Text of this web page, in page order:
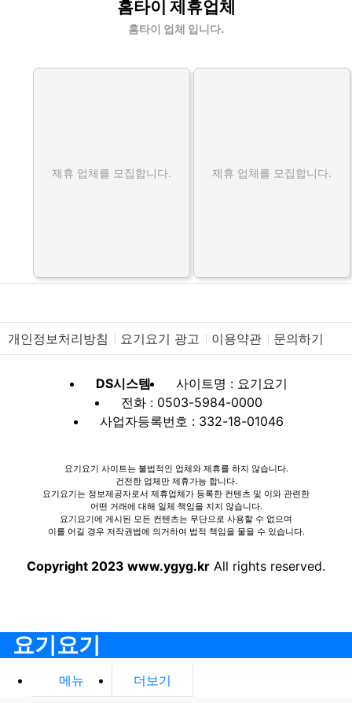
홈타이 제휴업체
홈타이 업체 입니다.
제휴 업체를 모집합니다. 제휴 업체를 모집합니다.
개인정보처리방침 요기요기 광고 이용약관 문의하기
DS시스템
사이트명 : 요기요기
전화 : 0503-5984-0000
사업자등록번호 : 332-18-01046
요기요기 사이트는 불법적인 업체와 제휴를 하지 않습니다.
건전한 업체만 제휴가능 합니다.
요기요기는 정보제공자로서 제휴업체가 등록한 컨텐츠 및 이와 관련한
어떤 거래에 대해 일체 책임을 지지 않습니다.
요기요기에 게시된 모든 컨텐츠는 무단으로 사용할 수 없으며
이를 어길 경우 저작권법에 의거하여 법적 책임을 물을 수 있습니다.
Copyright 2023 www.ygyg.kr All rights reserved.
요기요기
메뉴 더보기